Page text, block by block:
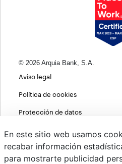
© 2026 Arquia Bank, S.A.
Aviso legal
Política de cookies
Protección de datos
Política de privacidad web
MIFID
En este sitio web usamos
recabar información
para mostrarte publicidad